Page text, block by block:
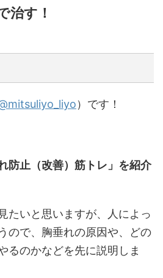
治す！
）です！
防止（改善）筋トレ」を紹介
たいと思いますが、人によっ
ので、胸垂れの原因や、どの
るのかなどを先に説明しま